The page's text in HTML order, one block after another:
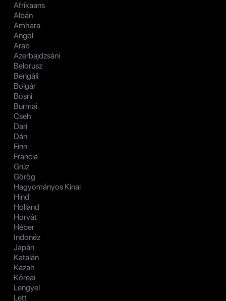
Afrikaans
Albán
Amhara
Angol
Arab
Azerbajdzsáni
Belorusz
Bengáli
Bolgár
Bosni
Burmai
Cseh
Dari
Dán
Finn
Francia
Grúz
Görög
Hagyományos Kinai
Hind
Holland
Horvát
Héber
Indonéz
Japán
Katalán
Kazah
Kóreai
Lengyel
Lett